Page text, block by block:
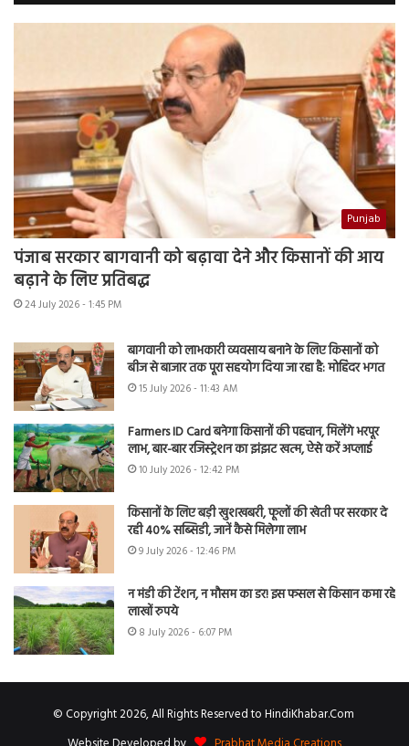
Punjab
पंजाब सरकार बागवानी को बढ़ावा देने और किसानों की आय
बढ़ाने के लिए प्रतिबद्ध
24 July 2026 - 1:45 PM
बागवानी को लाभकारी व्यवसाय बनाने के लिए किसानों को
बीज से बाजार तक पूरा सहयोग दिया जा रहा है: मोहिंदर भगत
15 July 2026 - 11:43 AM
Farmers ID Card बनेगा किसानों की पहचान, मिलेंगे भरपूर
लाभ, बार-बार रजिस्ट्रेशन का झंझट खत्म, ऐसे करें अप्लाई
10 July 2026 - 12:42 PM
किसानों के लिए बड़ी खुशखबरी, फूलों की खेती पर सरकार दे
रही 40% सब्सिडी, जानें कैसे मिलेगा लाभ
9 July 2026 - 12:46 PM
न मंडी की टेंशन, न मौसम का डर! इस फसल से किसान कमा रहे
लाखों रुपये
8 July 2026 - 6:07 PM
© Copyright 2026, All Rights Reserved to HindiKhabar.Com